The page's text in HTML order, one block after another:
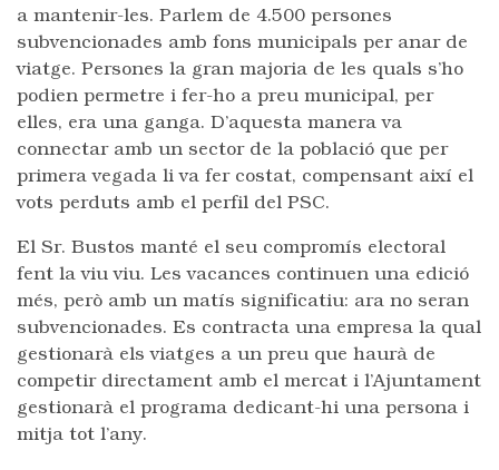
a mantenir-les. Parlem de 4.500 persones
subvencionades amb fons municipals per anar de
viatge. Persones la gran majoria de les quals s’ho
podien permetre i fer-ho a preu municipal, per
elles, era una ganga. D’aquesta manera va
connectar amb un sector de la població que per
primera vegada li va fer costat, compensant així el
vots perduts amb el perfil del PSC.
El Sr. Bustos manté el seu compromís electoral
fent la viu viu. Les vacances continuen una edició
més, però amb un matís significatiu: ara no seran
subvencionades. Es contracta una empresa la qual
gestionarà els viatges a un preu que haurà de
competir directament amb el mercat i l’Ajuntament
gestionarà el programa dedicant-hi una persona i
mitja tot l’any.